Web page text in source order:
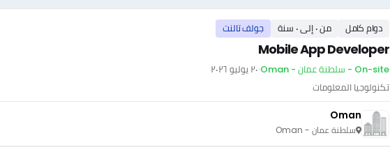
دوام كامل من ٠ إلى ٠ سنة جولف تالنت
Mobile App Developer
On-site - سلطنة عمان - Oman ·٢٠ يوليو ٢٠٢٦
تكنولوجيا المعلومات
Oman
سلطنة عمان - Oman